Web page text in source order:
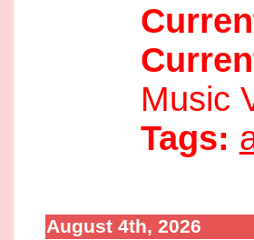
Music
Tags:
August 4th, 2026